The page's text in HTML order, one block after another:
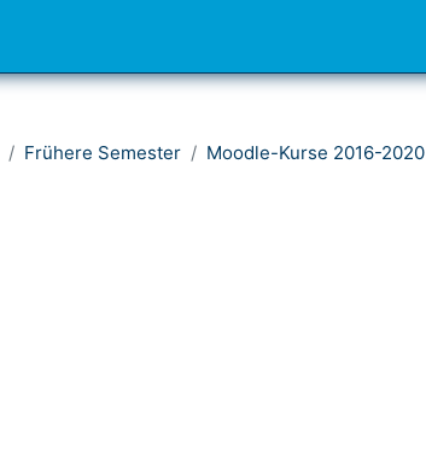
Frühere Semester Moodle-Kurse 2016-2020